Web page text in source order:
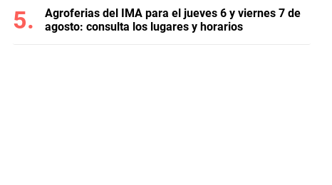
Agroferias del IMA para el jueves 6 y viernes 7 de
agosto: consulta los lugares y horarios